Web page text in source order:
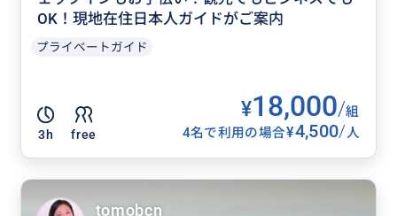
OK！現地在住日本人ガイドがご案内
プライベートガイド
3h free
¥18,000/組
4名で利用の場合¥4,500/人
tomobcn